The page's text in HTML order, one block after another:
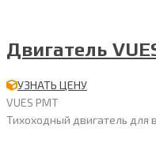
Двигатель
УЗНАТЬ ЦЕНУ
VUES PMT
Тихоходный двигатель для